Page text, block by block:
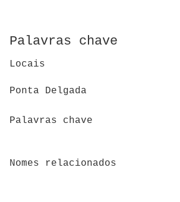
Palavras chave
Locais
Ponta Delgada
Palavras chave
Nomes relacionados